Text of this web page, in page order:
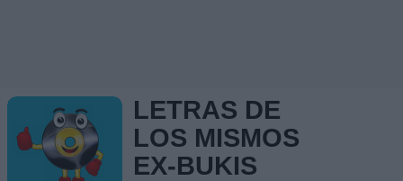
LETRAS DE
LOS MISMOS
EX-BUKIS